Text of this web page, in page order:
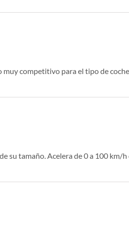
competitivo para el tipo de
su tamaño. Acelera de 0 a 100 km/